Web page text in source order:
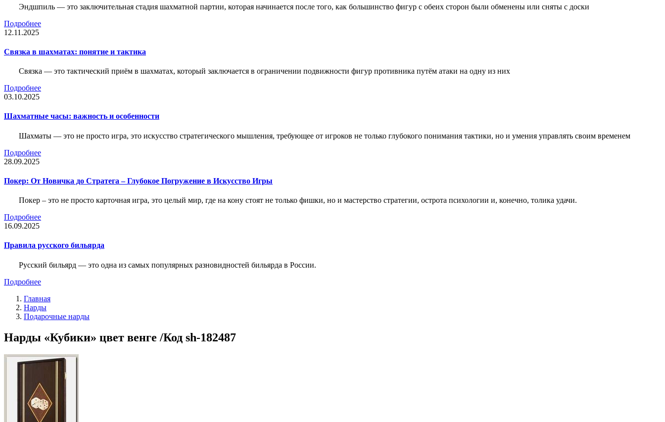
Эндшпиль — это заключительная стадия шахматной партии, которая начинается после того, как большинство фигур с обеих сторон были обменены или сняты с доски
Подробнее
12.11.2025
Связка в шахматах: понятие и тактика
Связка — это тактический приём в шахматах, который заключается в ограничении подвижности фигур противника путём атаки на одну из них
Подробнее
03.10.2025
Шахматные часы: важность и особенности
Шахматы — это не просто игра, это искусство стратегического мышления, требующее от игроков не только глубокого понимания тактики, но и умения управлять своим временем
Подробнее
28.09.2025
Покер: От Новичка до Стратега – Глубокое Погружение в Искусство Игры
Покер – это не просто карточная игра, это целый мир, где на кону стоят не только фишки, но и мастерство стратегии, острота психологии и, конечно, толика удачи.
Подробнее
16.09.2025
Правила русского бильярда
Русский бильярд — это одна из самых популярных разновидностей бильярда в России.
Подробнее
Главная
Нарды
Подарочные нарды
Нарды «Кубики» цвет венге /Код sh-182487